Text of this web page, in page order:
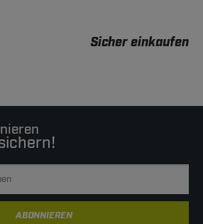
Sicher einkaufen
ABONNIEREN